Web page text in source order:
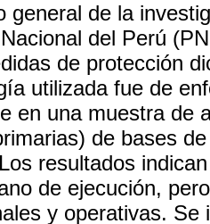
general de la
del Perú
de protección
utilizada fue de
en una muestra de
de bases
resultados
de ejecución,
y operativas.